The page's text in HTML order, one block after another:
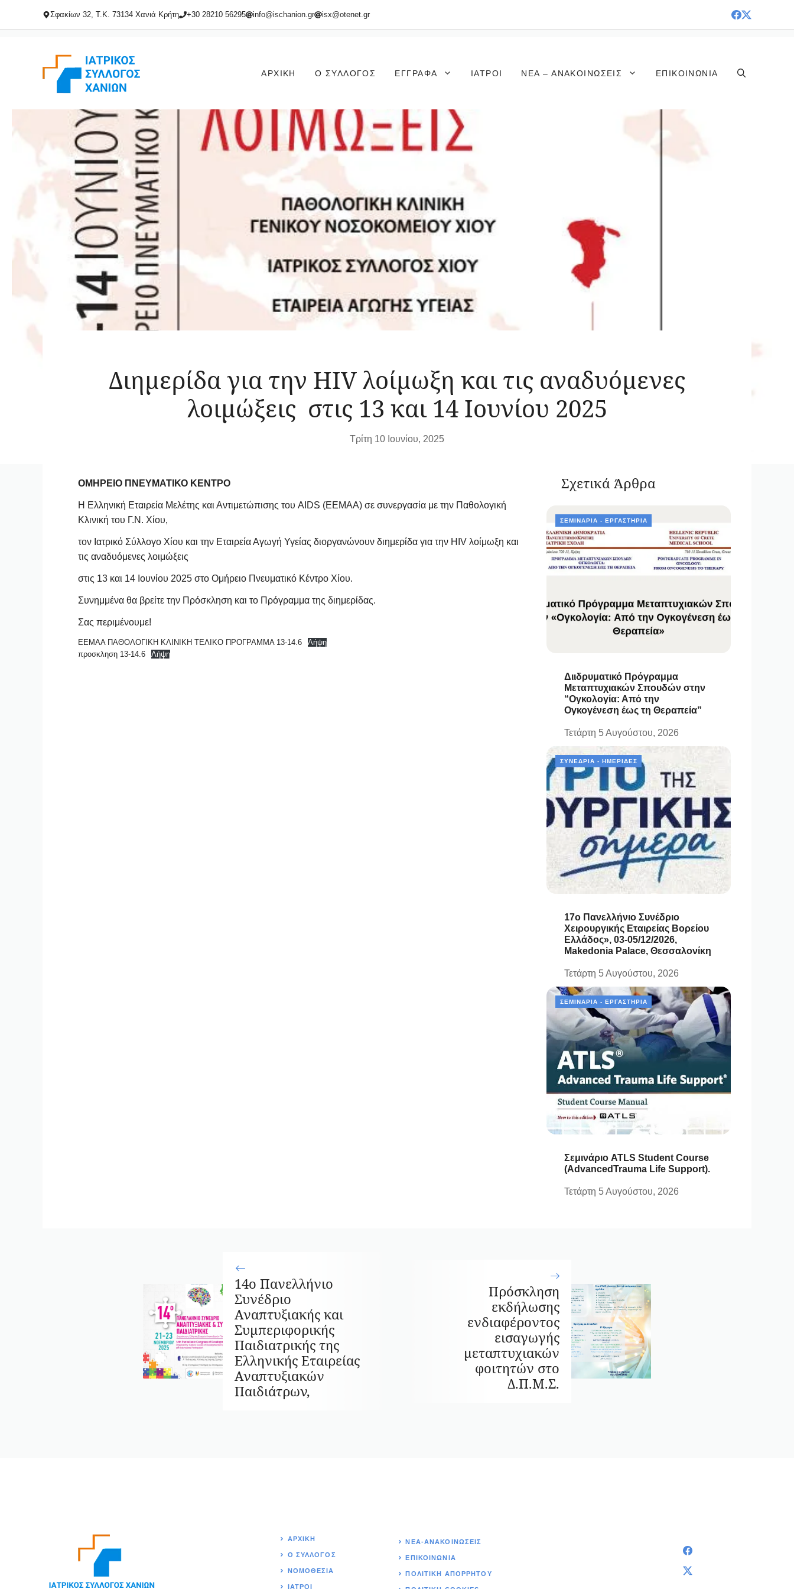
Σφακίων 32, Τ.Κ. 73134 Χανιά Κρήτη +30 28210 56295 info@ischanion.gr isx@otenet.gr
ΑΡΧΙΚΉ Ο ΣΎΛΛΟΓΟΣ ΈΓΓΡΑΦΑ ΙΑΤΡΟΊ ΝΈΑ – ΑΝΑΚΟΙΝΏΣΕΙΣ ΕΠΙΚΟΙΝΩΝΊΑ
Διημερίδα για την HIV λοίμωξη και τις αναδυόμενες
λοιμώξεις στις 13 και 14 Ιουνίου 2025
Τρίτη 10 Ιουνίου, 2025
ΟΜΗΡΕΙΟ ΠΝΕΥΜΑΤΙΚΟ ΚΕΝΤΡΟ
Η Ελληνική Εταιρεία Μελέτης και Αντιμετώπισης του AIDS (ΕΕΜΑΑ) σε συνεργασία με την Παθολογική
Κλινική του Γ.Ν. Χίου,
τον Ιατρικό Σύλλογο Χίου και την Εταιρεία Αγωγή Υγείας διοργανώνουν διημερίδα για την HIV λοίμωξη και
τις αναδυόμενες λοιμώξεις
στις 13 και 14 Ιουνίου 2025 στο Ομήρειο Πνευματικό Κέντρο Χίου.
Συνημμένα θα βρείτε την Πρόσκληση και το Πρόγραμμα της διημερίδας.
Σας περιμένουμε!
ΕΕΜΑΑ ΠΑΘΟΛΟΓΙΚΗ ΚΛΙΝΙΚΗ ΤΕΛΙΚΟ ΠΡΟΓΡΑΜΜΑ 13-14.6
Λήψη
προσκληση 13-14.6
Λήψη
Σχετικά Άρθρα
ΣΕΜΙΝΆΡΙΑ - ΕΡΓΑΣΤΉΡΙΑ
Διιδρυματικό Πρόγραμμα
Μεταπτυχιακών Σπουδών στην
“Ογκολογία: Από την
Ογκογένεση έως τη Θεραπεία”
Τετάρτη 5 Αυγούστου, 2026
ΣΥΝΈΔΡΙΑ - ΗΜΕΡΊΔΕΣ
17ο Πανελλήνιο Συνέδριο
Χειρουργικής Εταιρείας Βορείου
Ελλάδος», 03-05/12/2026,
Makedonia Palace, Θεσσαλονίκη
Τετάρτη 5 Αυγούστου, 2026
ΣΕΜΙΝΆΡΙΑ - ΕΡΓΑΣΤΉΡΙΑ
Σεμινάριο ATLS Student Course
(AdvancedTrauma Life Support).
Τετάρτη 5 Αυγούστου, 2026
14ο Πανελλήνιο
Συνέδριο
Αναπτυξιακής και
Συμπεριφορικής
Παιδιατρικής της
Ελληνικής Εταιρείας
Αναπτυξιακών
Παιδιάτρων,
Πρόσκληση
εκδήλωσης
ενδιαφέροντος
εισαγωγής
μεταπτυχιακών
φοιτητών στο
Δ.Π.Μ.Σ.
ΑΡΧΙΚΉ
Ο ΣΥΛΛΟΓΟΣ
ΝΟΜΟΘΕΣΊΑ
ΙΑΤΡΟΙ
ΝΕΑ-ΑΝΑΚΟΙΝΩΣΕΙΣ
ΕΠΙΚΟΙΝΩΝΊΑ
ΠΟΛΙΤΙΚΉ ΑΠΟΡΡΗΤΟΥ